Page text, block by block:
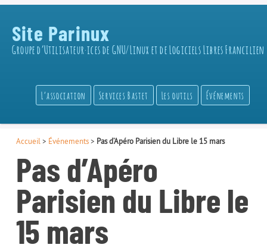
Site Parinux
Groupe d’Utilisateur·ices de GNU/Linux et de Logiciels Libres Francilien
L’association Services Bastet Les outils Événements
Accueil > Événements> Pas d’Apéro Parisien du Libre le 15 mars
Pas d’Apéro
Parisien du Libre le
15 mars